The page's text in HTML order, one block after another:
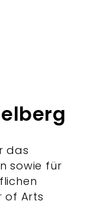
das
sowie für
of Arts